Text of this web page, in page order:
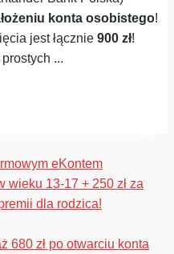
konta osobistego!
jest łącznie900 zł!
...
eKontem
wieku 13-17 + 250 zł za
dla rodzica!
680 zł po otwarciu konta